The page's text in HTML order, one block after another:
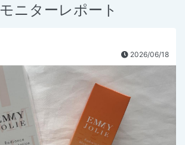
ニターレポート
2026/06/18